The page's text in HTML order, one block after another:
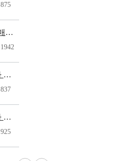
875
2020. 교원능력개발평가 매뉴얼
1942
2019년 교원능력개발평가 온라인시스템 교육자료
837
2019년 교원능력개발평가 온라인시스템 사용자 매뉴얼
925